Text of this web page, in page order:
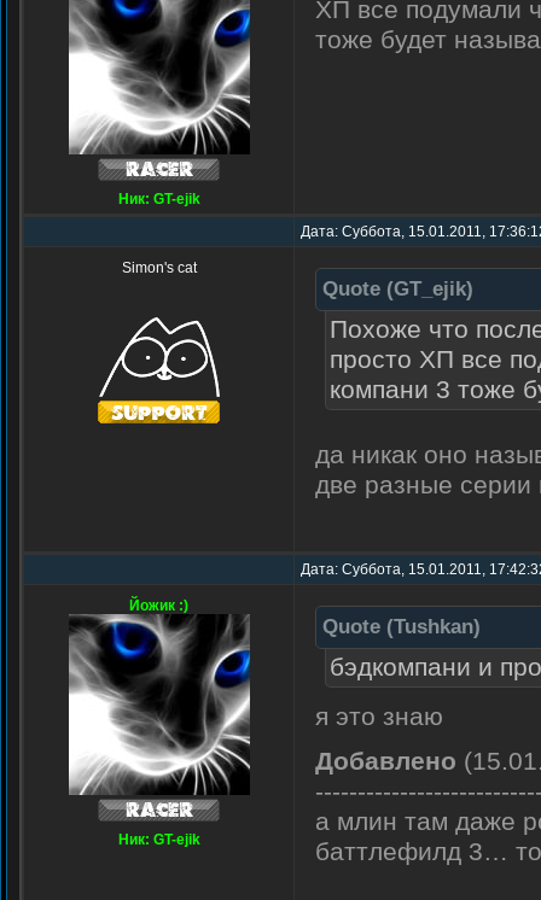
Ник: GT-ejik
ХП все подумали
тоже будет
Дата: Суббота, 15.01.2011,
Simon's cat
Quote (GT_ejik)
Похоже что
просто ХП все
компани 3 тоже
да никак оно
две разные
Дата: Суббота, 15.01.2011,
Йожик :)
Ник: GT-ejik
Quote (Tushkan)
бэдкомпани и
я это знаю
Добавлено
а млин там даже
баттлефилд 3…